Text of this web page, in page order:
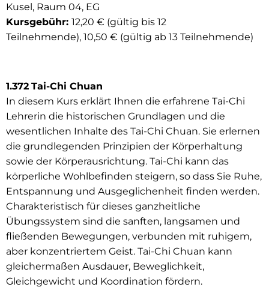
Kusel, Raum 04, EG
Kursgebühr: 12,20 € (gültig bis 12
Teilnehmende), 10,50 € (gültig ab 13 Teilnehmende)
1.372 Tai-Chi Chuan
In diesem Kurs erklärt Ihnen die erfahrene Tai-Chi
Lehrerin die historischen Grundlagen und die
wesentlichen Inhalte des Tai-Chi Chuan. Sie erlernen
die grundlegenden Prinzipien der Körperhaltung
sowie der Körperausrichtung. Tai-Chi kann das
körperliche Wohlbefinden steigern, so dass Sie Ruhe,
Entspannung und Ausgeglichenheit finden werden.
Charakteristisch für dieses ganzheitliche
Übungssystem sind die sanften, langsamen und
fließenden Bewegungen, verbunden mit ruhigem,
aber konzentriertem Geist. Tai-Chi Chuan kann
gleichermaßen Ausdauer, Beweglichkeit,
Gleichgewicht und Koordination fördern.